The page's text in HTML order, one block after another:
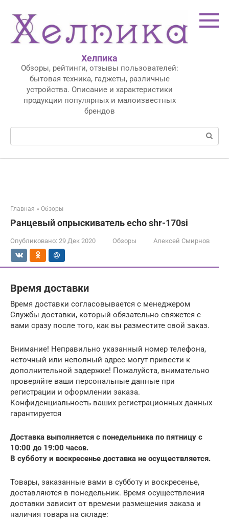
контенту
Хелпика
Обзоры, рейтинги, отзывы пользователей:
бытовая техника, гаджеты, различные
устройства. Описание и характеристики
продукции популярных и малоизвестных
брендов
Поиск:
Главная » Обзоры
Ранцевый опрыскиватель echo shr-170si
Опубликовано: 29 Дек 2020 Обзоры Алексей Смирнов
Время доставки
Время доставки согласовывается с менеджером
Службы доставки, который обязательно свяжется с
вами сразу после того, как вы разместите свой заказ.
Внимание! Неправильно указанный номер телефона,
неточный или неполный адрес могут привести к
дополнительной задержке! Пожалуйста, внимательно
проверяйте ваши персональные данные при
регистрации и оформлении заказа.
Конфиденциальность ваших регистрационных данных
гарантируется
Доставка выполняется с понедельника по пятницу с
10:00 до 19:00 часов.
В субботу и воскресенье доставка не осуществляется.
Товары, заказанные вами в субботу и воскресенье,
доставляются в понедельник. Время осуществления
доставки зависит от времени размещения заказа и
наличия товара на складе: